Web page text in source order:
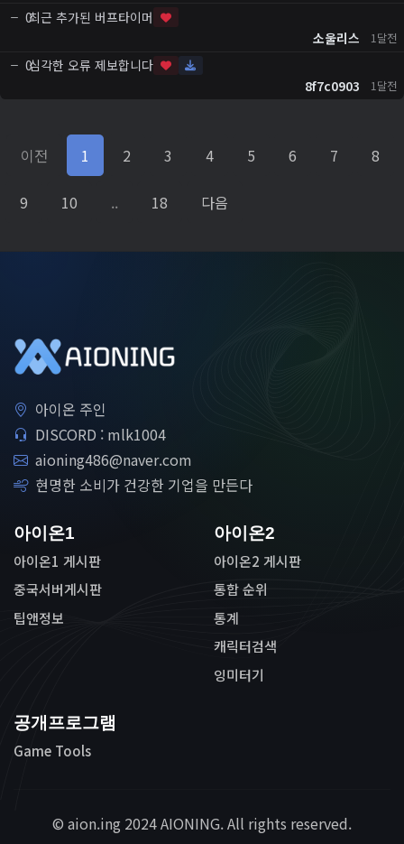
0최근 추가된 버프타이머
소울리스
1달전
0심각한 오류 제보합니다
8f7c0903
1달전
이전 1 2 3 4 5 6 7 8
9 10 .. 18 다음
아이온 주인
DISCORD : mlk1004
aioning486@naver.com
현명한 소비가 건강한 기업을 만든다
아이온1
아이온1 게시판
중국서버게시판
팁앤정보
아이온2
아이온2 게시판
통합 순위
통계
캐릭터검색
잉미터기
공개프로그램
Game Tools
© aion.ing 2024 AIONING. All rights reserved.